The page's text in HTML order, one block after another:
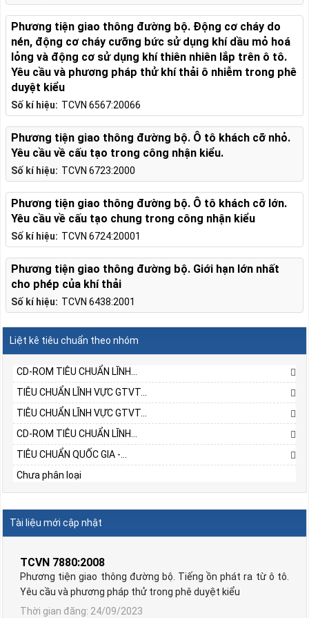
Số kí hiệu: TCVN 6567:20066
Phương tiện giao thông đường bộ. Động cơ cháy do
nén, động cơ cháy cưỡng bức sử dụng khí dầu mỏ hoá
lỏng và động cơ sử dụng khí thiên nhiên lắp trên ô tô.
Yêu cầu và phương pháp thử khí thải ô nhiễm trong phê
duyệt kiểu
Số kí hiệu: TCVN 6723:2000
Phương tiện giao thông đường bộ. Ô tô khách cỡ nhỏ.
Yêu cầu về cấu tạo trong công nhận kiểu.
Số kí hiệu: TCVN 6724:20001
Phương tiện giao thông đường bộ. Ô tô khách cỡ lớn.
Yêu cầu về cấu tạo chung trong công nhận kiểu
Số kí hiệu: TCVN 6438:2001
Phương tiện giao thông đường bộ. Giới hạn lớn nhất
cho phép của khí thải
Liệt kê tiêu chuẩn theo nhóm
CD-ROM TIÊU CHUẨN LĨNH...
TIÊU CHUẨN LĨNH VỰC GTVT...
TIÊU CHUẨN LĨNH VỰC GTVT...
CD-ROM TIÊU CHUẨN LĨNH...
TIÊU CHUẨN QUỐC GIA -...
Chưa phân loại
Tài liệu mới cập nhật
TCVN 6567:2006
Phương tiện giao thông đường bộ. Động cơ cháy do nén,
động cơ cháy cưỡng bức sử dụng khí dầu mỏ hoá lỏng và
động cơ sử dụng khí thiên nhiên lắp trên ô tô. Yêu cầu và
phương pháp thử khí thải ô nhiễm trong phê duyệt kiểu
Thời gian đăng: 24/09/2023
lượt xem: 1245 | lượt tải:1
Phương tiện giao thông đường bộ. Tiếng ồn phát ra từ ô tô.
Yêu cầu và phương pháp thử trong phê duyệt kiểu
Thời gian đăng: 24/09/2023